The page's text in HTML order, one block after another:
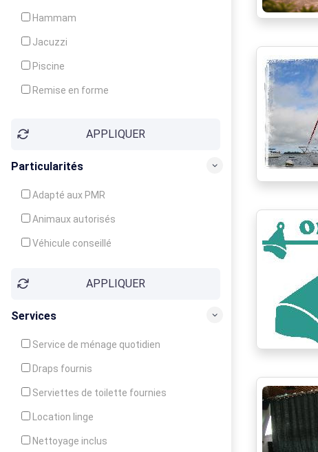
Hammam
Jacuzzi
Piscine
Remise en forme
Soins du corpsAPPLIQUER
Particularités
Adapté aux PMR
Animaux autorisés
Véhicule conseillé
APPLIQUER
Services
Service de ménage quotidien
Draps fournis
Serviettes de toilette fournies
Location linge
Nettoyage inclus